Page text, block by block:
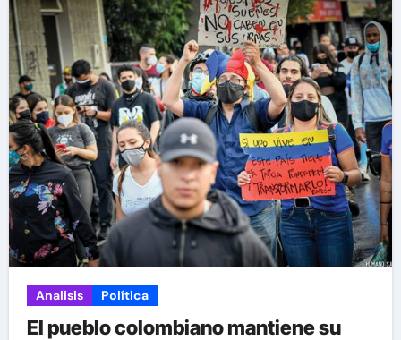
Analisis Política
El pueblo colombiano mantiene su